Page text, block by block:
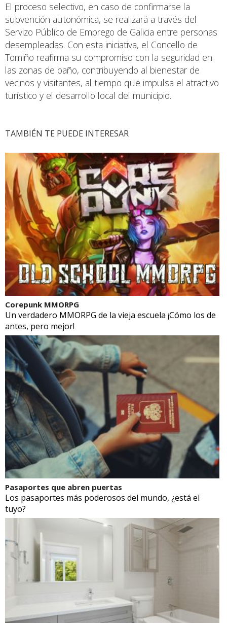
El proceso selectivo, en caso de confirmarse la
subvención autonómica, se realizará a través del
Servizo Público de Emprego de Galicia entre personas
desempleadas. Con esta iniciativa, el Concello de
Tomiño reafirma su compromiso con la seguridad en
las zonas de baño, contribuyendo al bienestar de
vecinos y visitantes, al tiempo que impulsa el atractivo
turístico y el desarrollo local del municipio.
TAMBIÉN TE PUEDE INTERESAR
Corepunk MMORPG
Un verdadero MMORPG de la vieja escuela ¡Cómo los de
antes, pero mejor!
Pasaportes que abren puertas
Los pasaportes más poderosos del mundo, ¿está el
tuyo?